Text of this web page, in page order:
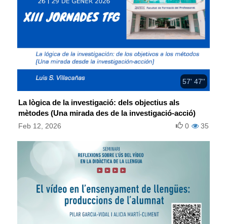
57' 47''
La lògica de la investigació: dels objectius als
mètodes (Una mirada des de la investigació-acció)
Feb 12, 2026 35
0